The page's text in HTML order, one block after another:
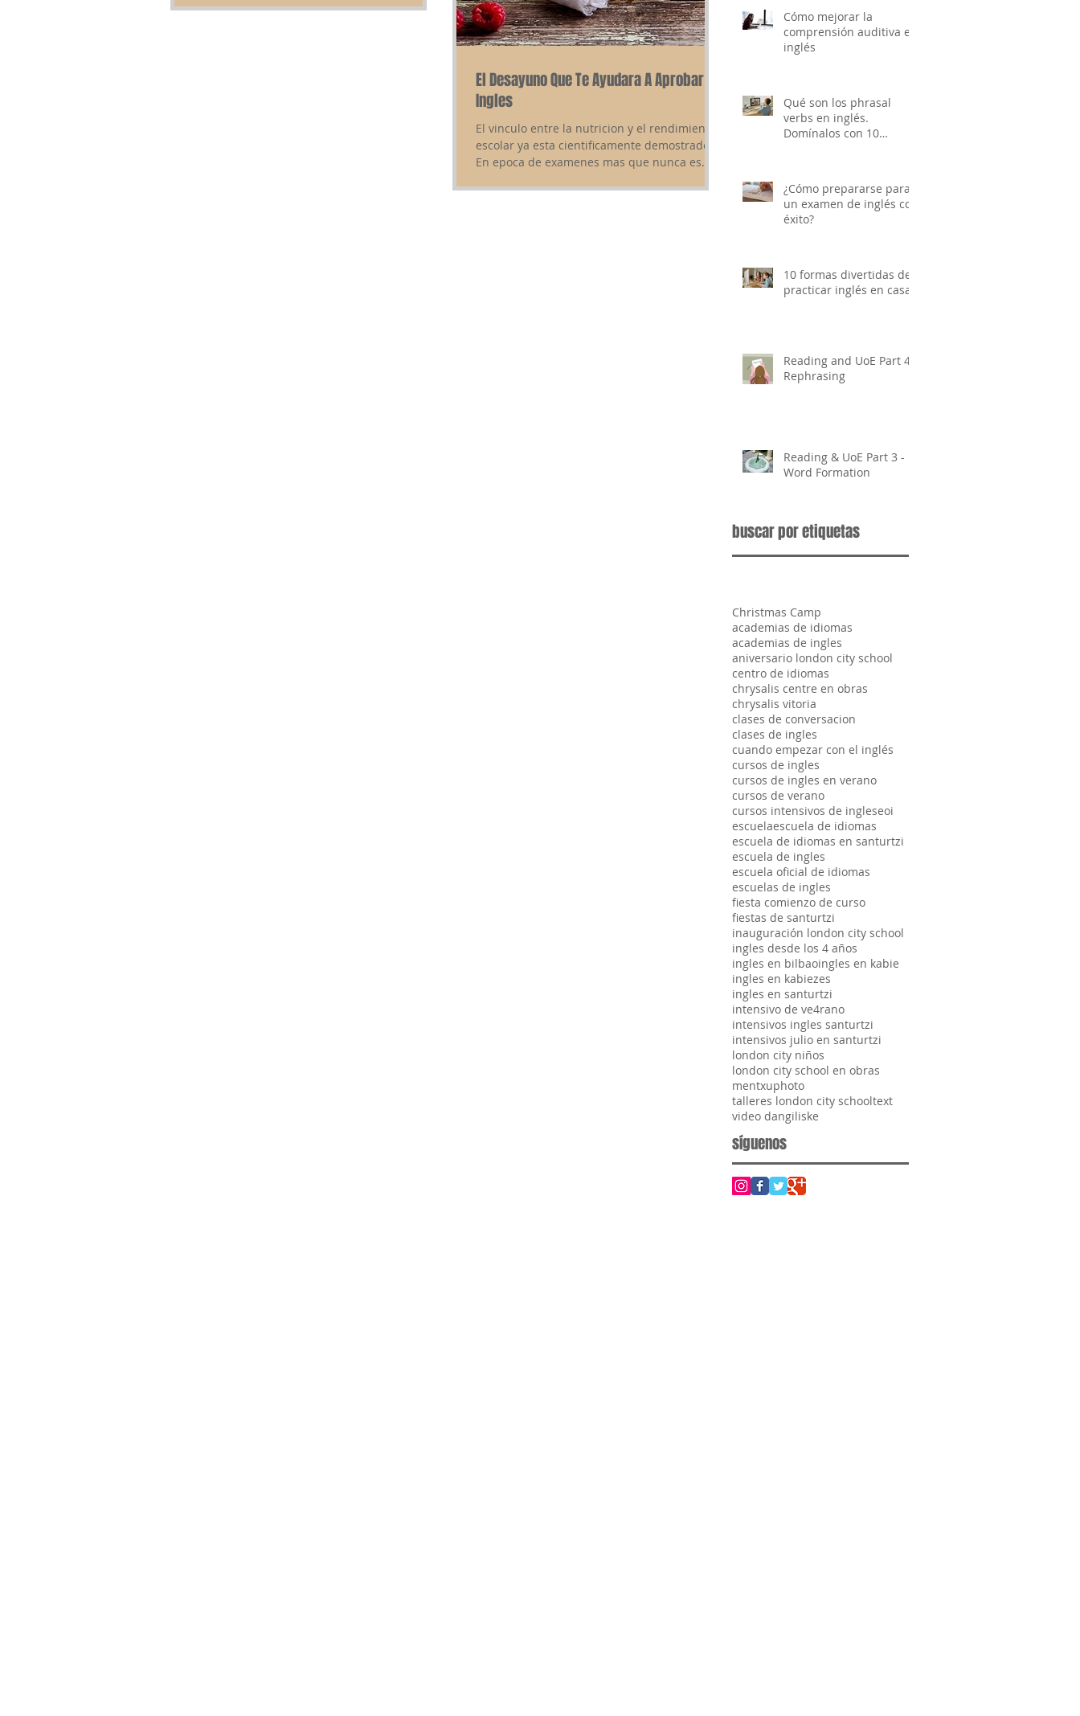
El Desayuno Que Te Ayudara A Aprobar
Ingles
El vinculo entre la nutricion y el rendimiento
escolar ya esta cientificamente demostrado.
En epoca de examenes mas que nunca es...
Cómo mejorar la
comprensión auditiva en
inglés
Qué son los phrasal
verbs en inglés.
Domínalos con 10
¿Cómo prepararse para
un examen de inglés con
éxito?
10 formas divertidas de
practicar inglés en casa
Reading and UoE Part 4 -
Rephrasing
Reading & UoE Part 3 -
Word Formation
buscar por etiquetas
Christmas Camp
academias de idiomas
academias de ingles
aniversario london city school
centro de idiomas
chrysalis centre en obras
chrysalis vitoria
clases de conversacion
clases de ingles
cuando empezar con el inglés
cursos de ingles
cursos de ingles en verano
cursos de verano
cursos intensivos de ingleseoi
escuelaescuela de idiomas
escuela de idiomas en santurtzi
escuela de ingles
escuela oficial de idiomas
escuelas de ingles
fiesta comienzo de curso
fiestas de santurtzi
inauguración london city school
ingles desde los 4 años
ingles en bilbaoingles en kabie
ingles en kabiezes
ingles en santurtzi
intensivo de ve4rano
intensivos ingles santurtzi
intensivos julio en santurtzi
london city niños
london city school en obras
mentxuphoto
talleres london city schooltext
video dangiliske
síguenos